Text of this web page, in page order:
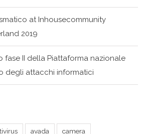
fase II della Piattaforma nazionale
degli attacchi informatici
per la protezione dei dati